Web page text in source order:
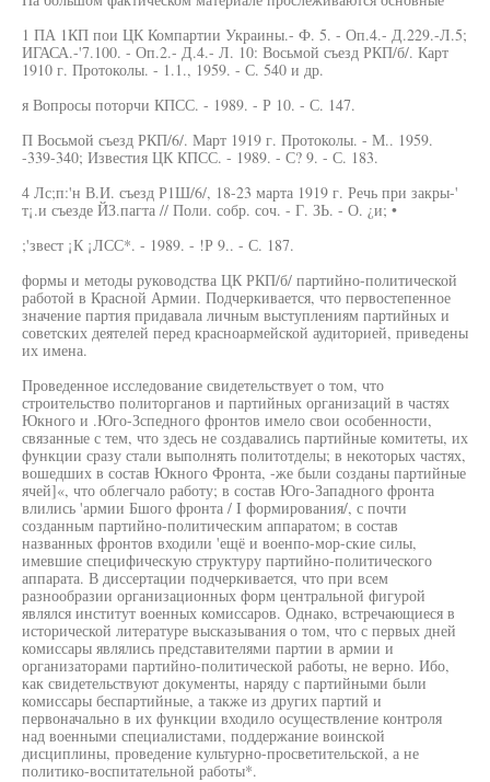
1 ПА 1КП пои ЦК Компартии Украины.- Ф. 5. - Оп.4.- Д.229.-Л.5;
ИГАСА.-'7.100. - Оп.2.- Д.4.- Л. 10: Восьмой съезд РКП/б/. Карт
1910 г. Протоколы. - 1.1., 1959. - С. 540 и др.
я Вопросы поторчи КПСС. - 1989. - Р 10. - С. 147.
П Восьмой съезд РКП/6/. Март 1919 г. Протоколы. - М.. 1959.
-339-340; Известия ЦК КПСС. - 1989. - С? 9. - С. 183.
4 Лс;п:'н В.И. съезд Р1Ш/6/, 18-23 марта 1919 г. Речь при закры-'
т¡.и съезде ЙЗ.пагта // Поли. собр. соч. - Г. ЗЬ. - О. ¿и; •
;'звест ¡К ¡ЛСС*. - 1989. - !Р 9.. - С. 187.
формы и методы руководства ЦК РКП/б/ партийно-политической
работой в Красной Армии. Подчеркивается, что первостепенное
значение партия придавала личным выступлениям партийных и
советских деятелей перед красноармейской аудиторией, приведены
их имена.
Проведенное исследование свидетельствует о том, что
строительство политорганов и партийных организаций в частях
Юкного и .Юго-Зспедного фронтов имело свои особенности,
связанные с тем, что здесь не создавались партийные комитеты, их
функции сразу стали выполнять политотделы; в некоторых частях,
вошедших в состав Юкного Фронта, -же были созданы партийные
ячей]«, что облегчало работу; в состав Юго-Западного фронта
влились 'армии Бшого фронта / I формирования/, с почти
созданным партийно-политическим аппаратом; в состав
названных фронтов входили 'ещё и военпо-мор-ские силы,
имевшие специфическую структуру партийно-политического
аппарата. В диссертации подчеркивается, что при всем
разнообразии организационных форм центральной фигурой
являлся институт военных комиссаров. Однако, встречающиеся в
исторической литературе высказывания о том, что с первых дней
комиссары являлись представителями партии в армии и
организаторами партийно-политической работы, не верно. Ибо,
как свидетельствуют документы, наряду с партийными были
комиссары беспартийные, а также из других партий и
первоначально в их функции входило осуществление контроля
над военными специалистами, поддержание воинской
дисциплины, проведение культурно-просветительской, а не
политико-воспитательной работы*.